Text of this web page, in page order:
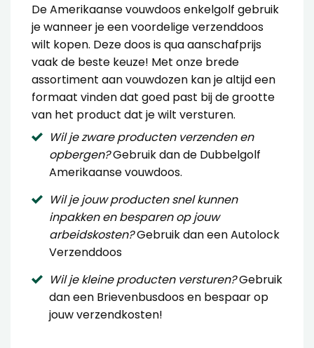
DeAmerikaanse vouwdoos enkelgolf gebruik
je wanneer je een voordelige verzenddoos
wilt kopen. Deze doos is qua aanschafprijs
vaak de beste keuze! Met onze brede
assortiment aan vouwdozen kan je altijd een
formaat vinden dat goed past bij de grootte
van het product dat je wilt versturen.
Wil je zware producten verzenden en
opbergen?Gebruik dan de Dubbelgolf
Amerikaanse vouwdoos.
Wil je jouw producten snel kunnen
inpakken en besparen op jouw
arbeidskosten?Gebruik dan eenAutolock
Verzenddoos
Wil je kleine producten versturen?Gebruik
dan een Brievenbusdoosen bespaar op
jouw verzendkosten!